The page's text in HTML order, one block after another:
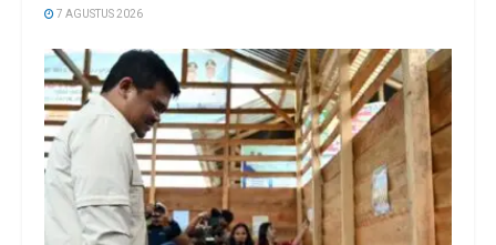
7 AGUSTUS 2026